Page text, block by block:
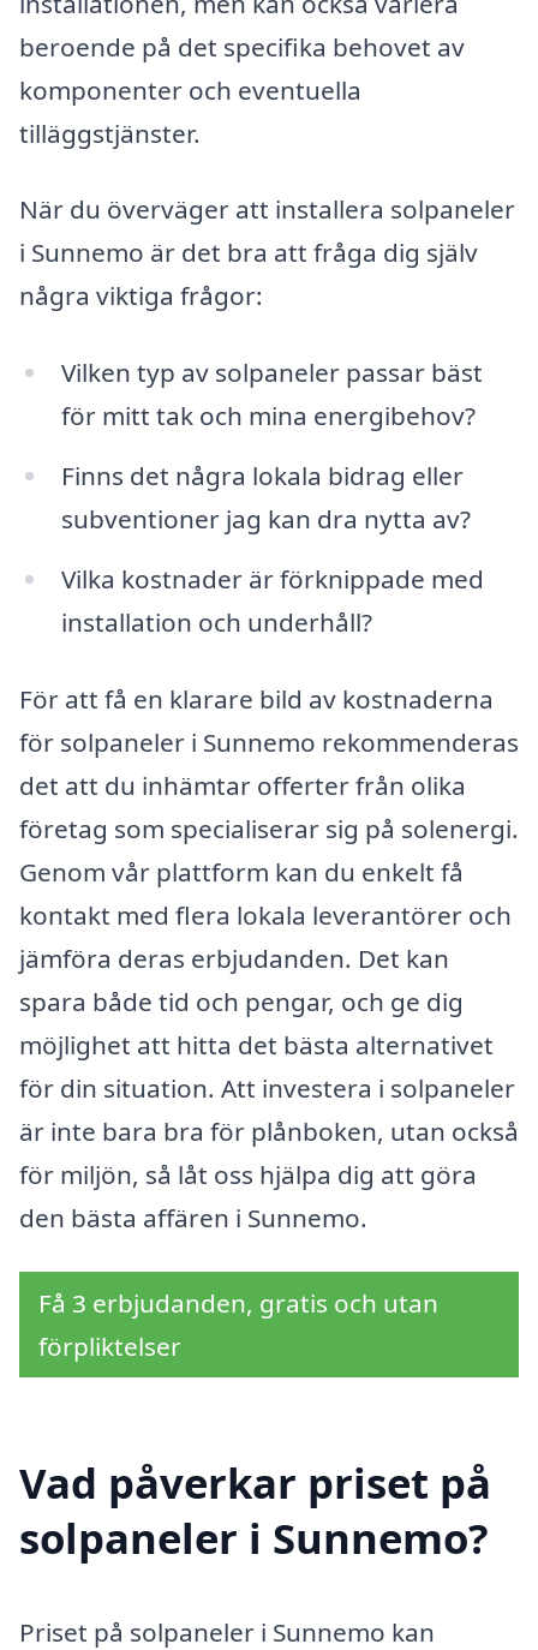
beroende på det specifika behovet av
komponenter och eventuella
tilläggstjänster.
När du överväger att installera solpaneler
i Sunnemo är det bra att fråga dig själv
några viktiga frågor:
Vilken typ av solpaneler passar bäst
för mitt tak och mina energibehov?
Finns det några lokala bidrag eller
subventioner jag kan dra nytta av?
Vilka kostnader är förknippade med
installation och underhåll?
För att få en klarare bild av kostnaderna
för solpaneler i Sunnemo rekommenderas
det att du inhämtar offerter från olika
företag som specialiserar sig på solenergi.
Genom vår plattform kan du enkelt få
kontakt med flera lokala leverantörer och
jämföra deras erbjudanden. Det kan
spara både tid och pengar, och ge dig
möjlighet att hitta det bästa alternativet
för din situation. Att investera i solpaneler
är inte bara bra för plånboken, utan också
för miljön, så låt oss hjälpa dig att göra
den bästa affären i Sunnemo.
Få 3 erbjudanden, gratis och utan
förpliktelser
Vad påverkar priset på
solpaneler i Sunnemo?
Priset på solpaneler i Sunnemo kan